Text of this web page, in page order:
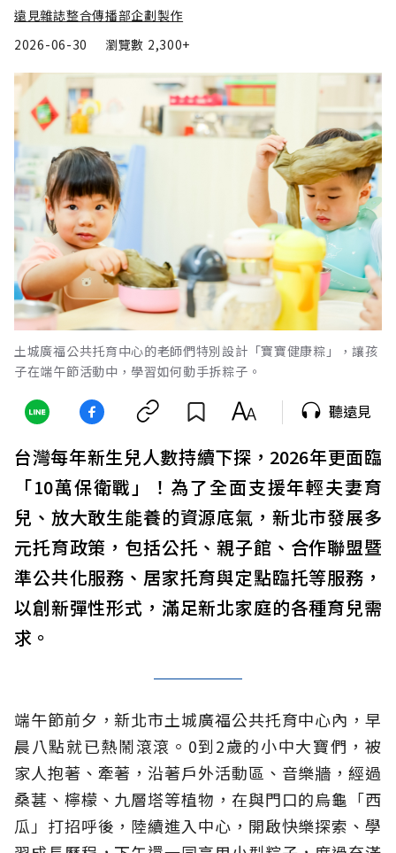
遠見雜誌整合傳播部企劃製作
2026-06-30
瀏覽數 2,300+
土城廣福公共托育中心的老師們特別設計「寶寶健康粽」，讓孩
子在端午節活動中，學習如何動手拆粽子。
聽遠見
台灣每年新生兒人數持續下探，2026年更面臨
「10萬保衛戰」！為了全面支援年輕夫妻育
兒、放大敢生能養的資源底氣，新北市發展多
元托育政策，包括公托、親子館、合作聯盟暨
準公共化服務、居家托育與定點臨托等服務，
以創新彈性形式，滿足新北家庭的各種育兒需
求。
端午節前夕，新北市土城廣福公共托育中心內，早
晨八點就已熱鬧滾滾。0到2歲的小中大寶們，被
家人抱著、牽著，沿著戶外活動區、音樂牆，經過
桑葚、檸檬、九層塔等植物，在與門口的烏龜「西
瓜」打招呼後，陸續進入中心，開啟快樂探索、學